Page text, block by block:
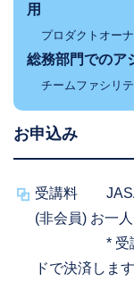
用
プロダクトオー
総務部門でのア
チームファシリ
お申込み
受講料
(非会員) お一
* 受講料金
ドで決済します